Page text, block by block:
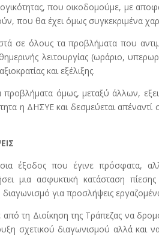
που οικοδομούμε, με
που θα έχει όμως συγκεκριμένα
σε όλους τα προβλήματα που
λειτουργίας (ωράριο,
και εξέλιξης.
όμως, μεταξύ άλλων,
η ΔΗΣΥΕ και δεσμεύεται
έξοδος που έγινε πρόσφατα,
μια ασφυκτική κατάσταση
για προσλήψεις
από τη Διοίκηση της Τράπεζας να
σχετικού διαγωνισμού αλλά και